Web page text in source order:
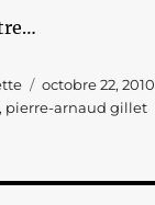
Publié
le
octobre 22, 2010
, pierre-arnaud gillet